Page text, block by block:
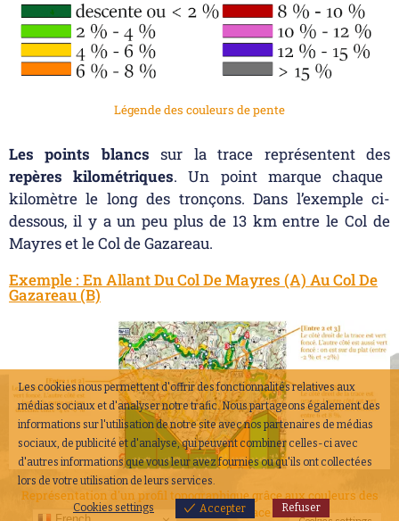
Légende des couleurs de pente
Les points blancs sur la trace représentent des
repères kilométriques. Un point marque chaque
kilomètre le long des tronçons. Dans l’exemple ci-
dessous, il y a un peu plus de 13 km entre le Col de
Mayres et le Col de Gazareau.
Exemple : En Allant Du Col De Mayres (A) Au Col De
Gazareau (B)
Représentation d'un profil topographique grâce aux couleurs des
pentes autour d'une trace
Les cookies nous permettent d'offrir des fonctionnalités relatives aux
médias sociaux et d'analyser notre trafic. Nous partageons également des
informations sur l'utilisation de notre site avec nos partenaires de médias
sociaux, de publicité et d'analyse, qui peuvent combiner celles-ci avec
d'autres informations que vous leur avez fournies ou qu'ils ont collectées
lors de votre utilisation de leurs services.
Cookies settings Accepter Refuser